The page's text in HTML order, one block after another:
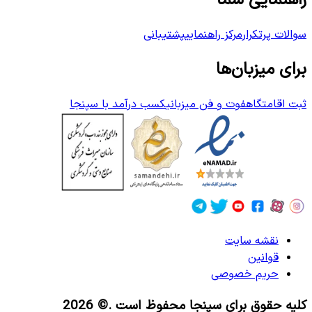
سوالات پرتکرارمرکز راهنماییپشتیبانی
برای میزبان‌ها
ثبت اقامتگاهفوت و فن میزبانیکسب درآمد با سپنجا
نقشه سایت
قوانین
حریم خصوصی
کلیه حقوق برای سپنجا محفوظ است .© 2026